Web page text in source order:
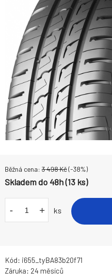
Běžná cena: 3 498Kč(-38%)
Skladem do 48h (13 ks)
- + ks
Kód: i655_tyBA83b20f71
Záruka: 24 měsíců